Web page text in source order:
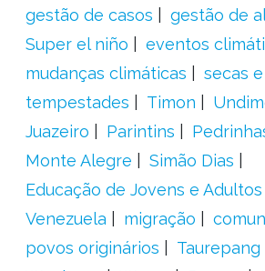
gestão de casos
gestão de
Super el niño
eventos
mudanças climáticas
secas
tempestades
Timon
Juazeiro
Parintins
Monte Alegre
Simão Dias
Educação de Jovens e Adultos
Venezuela
migração
povos originários
Taurepang